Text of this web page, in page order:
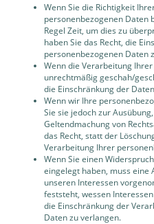
Wenn Sie die Richtigkeit
personenbezogenen Daten
Regel Zeit, um dies zu
haben Sie das Recht, die
personenbezogenen Daten
Wenn die Verarbeitung
unrechtmäßig geschah/
die Einschränkung der
Wenn wir Ihre
Sie sie jedoch zur
Geltendmachung von
das Recht, statt der
Verarbeitung Ihrer
Wenn Sie einen
eingelegt haben, muss eine
unseren Interessen
feststeht, wessen
die Einschränkung der
Daten zu verlangen.